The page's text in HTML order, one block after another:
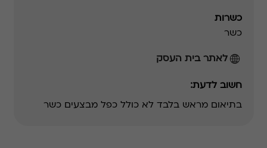
כשרות
כשר
לאתר בית העסק
חשוב לדעת:
בתיאום מראש בלבד לא כולל כפל מבצעיםכשר